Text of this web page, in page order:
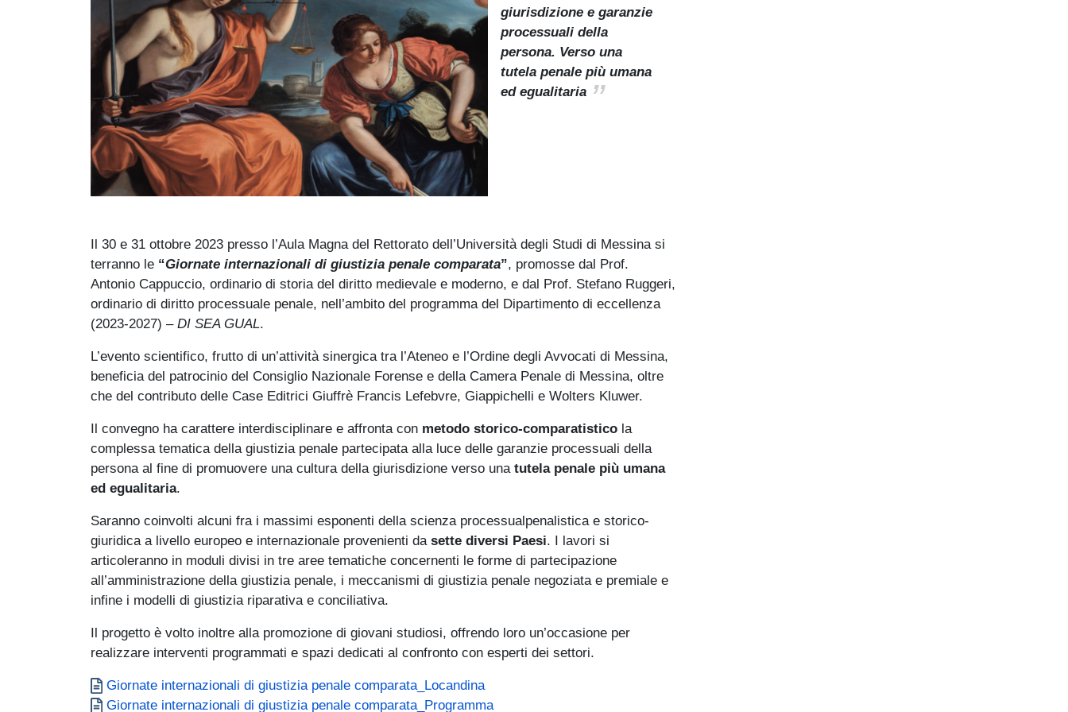
giurisdizione e garanzie
processuali della
persona. Verso una
tutela penale più umana
ed egualitaria
Il 30 e 31 ottobre 2023 presso l’Aula Magna del Rettorato dell’Università degli Studi di Messina si
terranno le “Giornate internazionali di giustizia penale comparata”, promosse dal Prof.
Antonio Cappuccio, ordinario di storia del diritto medievale e moderno, e dal Prof. Stefano Ruggeri,
ordinario di diritto processuale penale, nell’ambito del programma del Dipartimento di eccellenza
(2023-2027) – DI SEA GUAL.
L’evento scientifico, frutto di un’attività sinergica tra l’Ateneo e l’Ordine degli Avvocati di Messina,
beneficia del patrocinio del Consiglio Nazionale Forense e della Camera Penale di Messina, oltre
che del contributo delle Case Editrici Giuffrè Francis Lefebvre, Giappichelli e Wolters Kluwer.
Il convegno ha carattere interdisciplinare e affronta con metodo storico-comparatistico la
complessa tematica della giustizia penale partecipata alla luce delle garanzie processuali della
persona al fine di promuovere una cultura della giurisdizione verso una tutela penale più umana
ed egualitaria.
Saranno coinvolti alcuni fra i massimi esponenti della scienza processualpenalistica e storico-
giuridica a livello europeo e internazionale provenienti da sette diversi Paesi. I lavori si
articoleranno in moduli divisi in tre aree tematiche concernenti le forme di partecipazione
all’amministrazione della giustizia penale, i meccanismi di giustizia penale negoziata e premiale e
infine i modelli di giustizia riparativa e conciliativa.
Il progetto è volto inoltre alla promozione di giovani studiosi, offrendo loro un’occasione per
realizzare interventi programmati e spazi dedicati al confronto con esperti dei settori.
Documento
Giornate internazionali di giustizia penale comparata_Locandina
Documento
Giornate internazionali di giustizia penale comparata_Programma